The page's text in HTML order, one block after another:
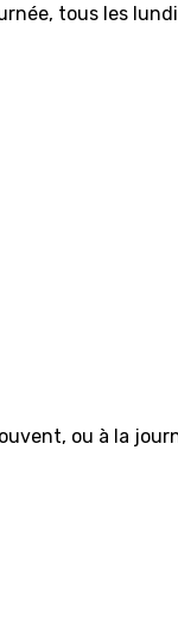
tous les
ou à la